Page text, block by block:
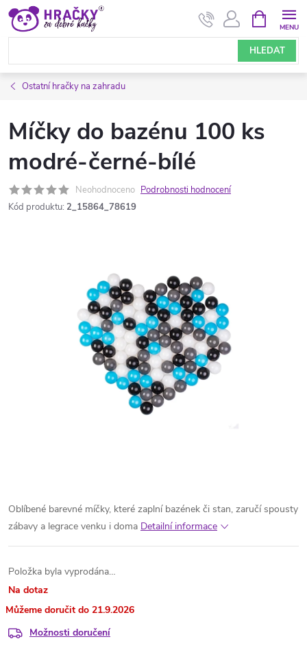
Přejít
obsah
HLEDAT
NÁKUPNÍ
KOŠÍK
Ostatní hračky na zahradu
Míčky do bazénu 100 ks
modré-černé-bílé
Neohodnoceno Podrobnosti hodnocení
Kód produktu: 2_15864_78619
Oblíbené barevné míčky, které zaplní bazének či stan, zaručí spousty
zábavy a legrace venku i doma Detailní informace
Položka byla vyprodána…
Na dotaz
21.9.2026
Možnosti doručení